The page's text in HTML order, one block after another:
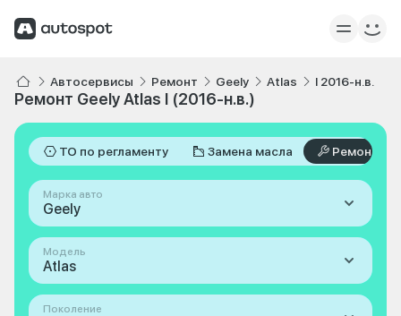
Автосервисы Ремонт Geely Atlas I 2016-н.в.
Ремонт Geely Atlas I (2016-н.в.)
ТО по регламенту Замена масла Ремонт
Марка авто
Geely
Модель
Atlas
Поколение